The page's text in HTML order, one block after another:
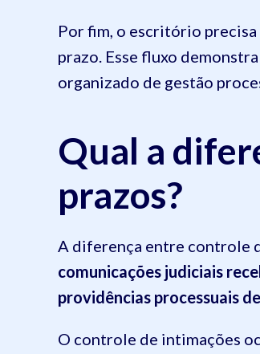
Por fim, o escritório precisa
prazo. Esse fluxo
organizado de gestão
Qual a
prazos?
A diferença entre controle
comunicações judiciais
providências processuais
O controle de intimações